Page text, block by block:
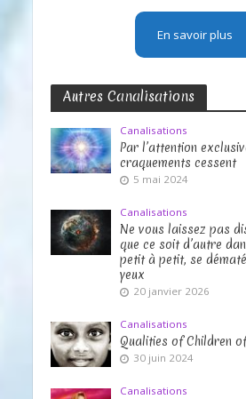
En savoir plus
Autres Canalisations
Canalisations
Par l’attention
craquements cessent
5 mai 2024
Canalisations
Ne vous laissez pas
que ce soit d’autre
petit à petit, se
yeux
20 janvier 2026
Canalisations
Qualities of Children
30 juin 2024
Canalisations